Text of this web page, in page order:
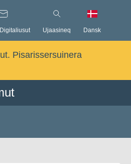
Ujaasineq Dansk
Pisarissersuinera